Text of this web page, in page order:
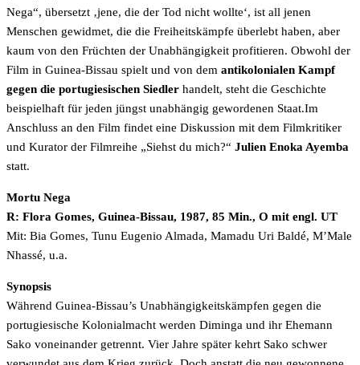
Nega“, übersetzt ‚jene, die der Tod nicht wollte‘, ist all jenen
Menschen gewidmet, die die Freiheitskämpfe überlebt haben, aber
kaum von den Früchten der Unabhängigkeit profitieren. Obwohl der
Film in Guinea-Bissau spielt und von dem antikolonialen Kampf
gegen die portugiesischen Siedler handelt, steht die Geschichte
beispielhaft für jeden jüngst unabhängig gewordenen Staat.Im
Anschluss an den Film findet eine Diskussion mit dem Filmkritiker
und Kurator der Filmreihe „Siehst du mich?“ Julien Enoka Ayemba
statt.
Mortu Nega
R: Flora Gomes, Guinea-Bissau, 1987, 85 Min., O mit engl. UT
Mit: Bia Gomes, Tunu Eugenio Almada, Mamadu Uri Baldé, M’Male
Nhassé, u.a.
Synopsis
Während Guinea-Bissau’s Unabhängigkeitskämpfen gegen die
portugiesische Kolonialmacht werden Diminga und ihr Ehemann
Sako voneinander getrennt. Vier Jahre später kehrt Sako schwer